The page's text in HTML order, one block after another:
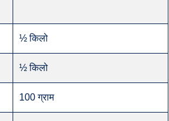
½ किलो
½ किलो
100 ग्राम